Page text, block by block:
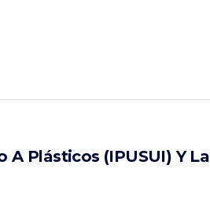
Plásticos (IPUSUI) Y La